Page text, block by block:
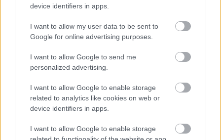
device identifiers in apps.
I want to allow my user data to be sent to
Google for online advertising purposes.
I want to allow Google to send me
personalized advertising.
I want to allow Google to enable storage
related to analytics like cookies on web or
device identifiers in apps.
I want to allow Google to enable storage
Filmjei közül a három,Várkonyi Zoltá
n rendezte
Jókai-filmre, A kőszívű ember fiai (1964), az Egy
című alkotásra emlékezett szívesen.
Mint mondta, a Rákóczi hadnagya (1953) című filmet
60 ország vette meg, ami rekordnak számított a
filmművészetben. Hozzátette: 40 évvel később
elment egy vetítésre, amelyen még mindig zsúfolt